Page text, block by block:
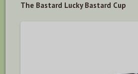
The Bastard Lucky Bastard Cup